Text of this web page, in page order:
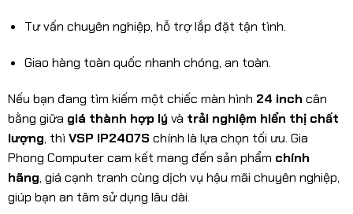
Tư vấn chuyên nghiệp, hỗ trợ lắp đặt tận tình.
Giao hàng toàn quốc nhanh chóng, an toàn.
Nếu bạn đang tìm kiếm một chiếc màn hình 24 inch cân
bằng giữa giá thành hợp lývà trải nghiệm hiển thị chất
lượng, thì VSP IP2407S chính là lựa chọn tối ưu. Gia
Phong Computer cam kết mang đến sản phẩm chính
hãng, giá cạnh tranh cùng dịch vụ hậu mãi chuyên nghiệp,
giúp bạn an tâm sử dụng lâu dài.